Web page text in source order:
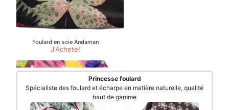
Princesse foulard
Spécialiste des foulard et écharpe en matière naturelle, qualité
haut de gamme